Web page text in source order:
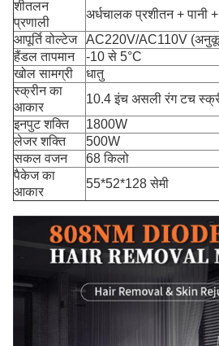
शीतलन
प्रणाली
अर्धचालक प्रशीतन + पानी
आपूर्ति वोल्टेज
AC220V/AC110V
हैंडल तापमान
-10 से 5°C
खोल सामग्री
धातु
स्क्रीन का
आकार
10.4 इंच असली रंग टच
इनपुट शक्ति
1800W
लेजर शक्ति
500W
सकल वजन
68 किलो
पैकेज का
आकार
55*52*128 सेमी